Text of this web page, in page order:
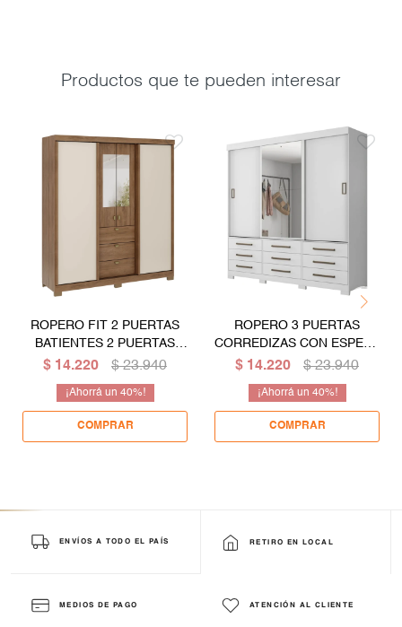
Productos que te pueden interesar
ROPERO FIT 2 PUERTAS
BATIENTES 2 PUERTAS
CORREDIZAS
CLOSET PLACARD CON
ESPEJO
$ 14.220 $ 23.940
40
ROPERO 3 PUERTAS
CORREDIZAS CON ESPEJO
9 CAJONES
PLACARD CLOSET -
BLANCO
$ 14.220 $ 23.940
40
ENVÍOS A TODO EL PAÍS RETIRO EN LOCAL
MEDIOS DE PAGO ATENCIÓN AL CLIENTE